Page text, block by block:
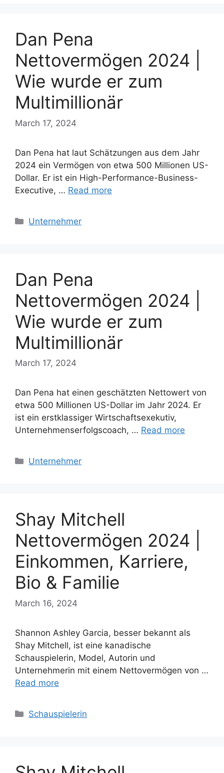
Dan Pena
Nettovermögen 2024 |
Wie wurde er zum
Multimillionär
March 17, 2024
Dan Pena hat laut Schätzungen aus dem Jahr
2024 ein Vermögen von etwa 500 Millionen US-
Dollar. Er ist ein High-Performance-Business-
Executive, … Read more
Categories
Unternehmer
Dan Pena
Nettovermögen 2024 |
Wie wurde er zum
Multimillionär
March 17, 2024
Dan Pena hat einen geschätzten Nettowert von
etwa 500 Millionen US-Dollar im Jahr 2024. Er
ist ein erstklassiger Wirtschaftsexekutiv,
Unternehmenserfolgscoach, … Read more
Categories
Unternehmer
Shay Mitchell
Nettovermögen 2024 |
Einkommen, Karriere,
Bio & Familie
March 16, 2024
Shannon Ashley Garcia, besser bekannt als
Shay Mitchell, ist eine kanadische
Schauspielerin, Model, Autorin und
Unternehmerin mit einem Nettovermögen von …
Read more
Categories
Schauspielerin